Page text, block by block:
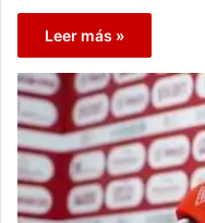
Leer más »